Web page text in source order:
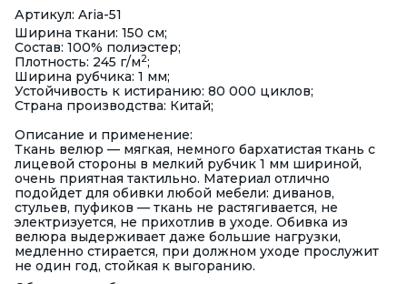
Артикул: Aria-51
Ширина ткани: 150 см;
Состав: 100% полиэстер;
Плотность: 245 г/м2;
Ширина рубчика: 1 мм;
Устойчивость к истиранию: 80 000 циклов;
Страна производства: Китай;
Описание и применение:
Ткань велюр — мягкая, немного бархатистая ткань с
лицевой стороны в мелкий рубчик 1 мм шириной,
очень приятная тактильно. Материал отлично
подойдет для обивки любой мебели: диванов,
стульев, пуфиков — ткань не растягивается, не
электризуется, не прихотлив в уходе. Обивка из
велюра выдерживает даже большие нагрузки,
медленно стирается, при должном уходе прослужит
не один год, стойкая к выгоранию.